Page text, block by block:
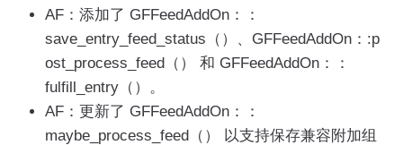
AF：添加了 GFFeedAddOn：：
save_entry_feed_status（）、GFFeedAddOn：:p
ost_process_feed（） 和 GFFeedAddOn：：
fulfill_entry（）。
AF：更新了 GFFeedAddOn：：
maybe_process_feed（） 以支持保存兼容附加组